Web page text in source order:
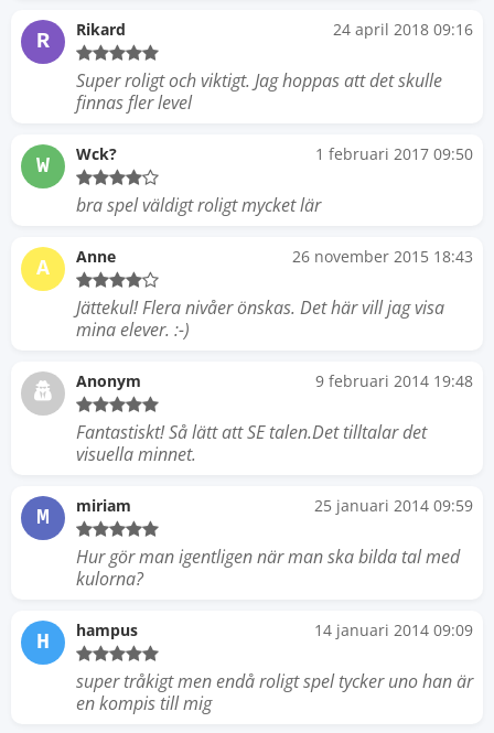
R Rikard 24 april 2018 09:16
Super roligt och viktigt. Jag hoppas att det skulle
finnas fler level
W Wck? 1 februari 2017 09:50
bra spel väldigt roligt mycket lär
A Anne 26 november 2015 18:43
Jättekul! Flera nivåer önskas. Det här vill jag visa
mina elever. :-)
Anonym 9 februari 2014 19:48
Fantastiskt! Så lätt att SE talen.Det tilltalar det
visuella minnet.
M miriam 25 januari 2014 09:59
Hur gör man igentligen när man ska bilda tal med
kulorna?
H hampus 14 januari 2014 09:09
super tråkigt men endå roligt spel tycker uno han är
en kompis till mig